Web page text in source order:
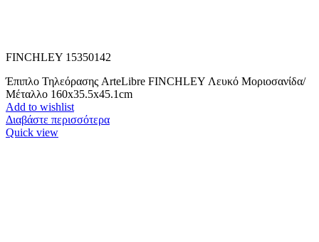
FINCHLEY 15350142
Έπιπλο Τηλεόρασης ArteLibre FINCHLEY Λευκό Μοριοσανίδα/
Μέταλλο 160x35.5x45.1cm
Add to wishlist
Διαβάστε περισσότερα
Quick view